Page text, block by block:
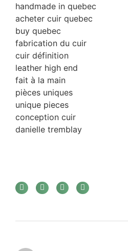
handmade in quebec
acheter cuir quebec
buy quebec
fabrication du cuir
cuir définition
leather high end
fait à la main
pièces uniques
unique pieces
conception cuir
danielle tremblay